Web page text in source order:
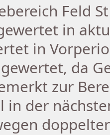
Feld
in
in
da
zur
in der